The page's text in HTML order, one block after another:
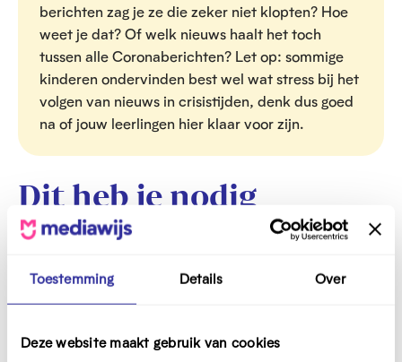
Toestemming Details Over
Deze website maakt gebruik van cookies
berichten zag je ze die zeker niet klopten? Hoe
weet je dat? Of welk nieuws haalt het toch
tussen alle Coronaberichten? Let op: sommige
kinderen ondervinden best wel wat stress bij het
volgen van nieuws in crisistijden, denk dus goed
na of jouw leerlingen hier klaar voor zijn.
Dit heb je nodig
Download hier het nieuwsdagboek.
Nieuwsdagboek PDF
p